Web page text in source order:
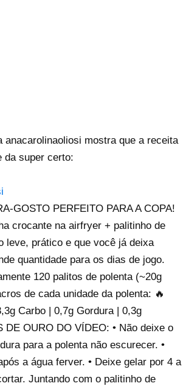
anacarolinaoliosi mostra que a receita
da super certo:
GOSTO PERFEITO PARA A COPA!
crocante na airfryer + palitinho de
leve, prático e que você já deixa
quantidade para os dias de jogo.
120 palitos de polenta (~20g
de cada unidade da polenta: 🔥
Carbo | 0,7g Gordura | 0,3g
DE OURO DO VÍDEO: • Não deixe o
para a polenta não escurecer. •
a água ferver. • Deixe gelar por 4 a
Juntando com o palitinho de